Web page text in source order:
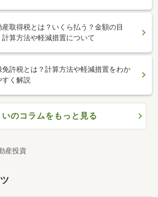
産取得税とは？いくら払う？金額の目
計算方法や軽減措置について
免許税とは？計算方法や軽減措置をわか
すく解説
いのコラムをもっと見る
産投資